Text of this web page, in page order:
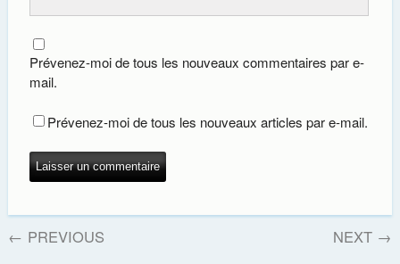
Prévenez-moi de tous les nouveaux commentaires par e-
mail.
Prévenez-moi de tous les nouveaux articles par e-mail.
← PREVIOUS NEXT →